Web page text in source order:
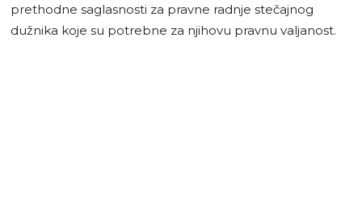
prethodne saglasnosti za pravne radnje stečajnog
dužnika koje su potrebne za njihovu pravnu valjanost.